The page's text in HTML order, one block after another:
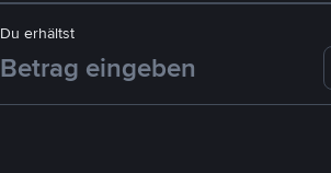
Du erhältst